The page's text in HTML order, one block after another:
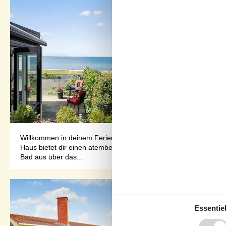
Willkommen in deinem FerienhausIn dem 40 m² großen
Haus bietet dir einen atemberaubenden Blick auf den Großen
Bad aus über das...